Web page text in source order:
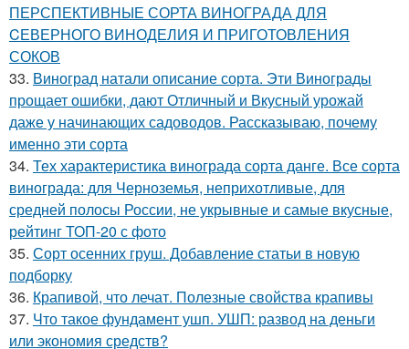
ПЕРСПЕКТИВНЫЕ СОРТА ВИНОГРАДА ДЛЯ
CЕВЕРНОГО ВИНОДЕЛИЯ И ПРИГОТОВЛЕНИЯ
СОКОВ
33. Виноград натали описание сорта. Эти Винограды
прощает ошибки, дают Отличный и Вкусный урожай
даже у начинающих садоводов. Рассказываю, почему
именно эти сорта
34. Тех характеристика винограда сорта данге. Все сорта
винограда: для Черноземья, неприхотливые, для
средней полосы России, не укрывные и самые вкусные,
рейтинг ТОП-20 с фото
35. Сорт осенних груш. Добавление статьи в новую
подборку
36. Крапивой, что лечат. Полезные свойства крапивы
37. Что такое фундамент ушп. УШП: развод на деньги
или экономия средств?